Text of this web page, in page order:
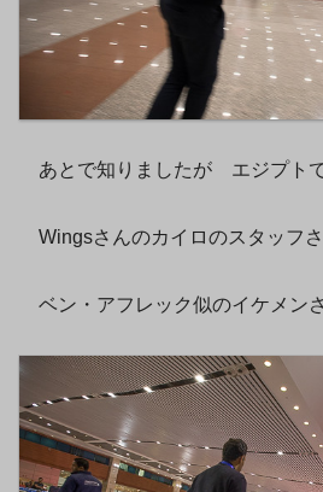
あとで知りましたが エジプト
Wingsさんのカイロのスタッフ
ベン・アフレック似のイケメン